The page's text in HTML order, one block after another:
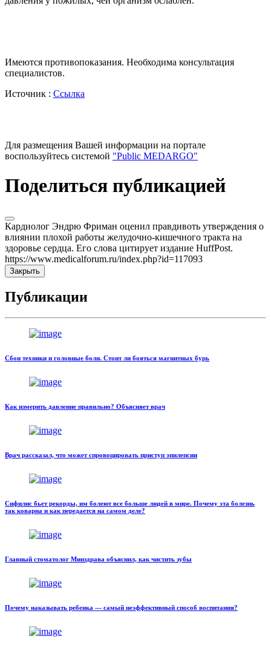
Имеются противопоказания. Необходима консультация
специалистов.
Источник : Ссылка
Для размещения Вашей информации на портале
воспользуйтесь системой "Public MEDARGO"
Поделиться публикацией
Кардиолог Эндрю Фриман оценил правдивоть утверждения о
влиянии плохой работы желудочно-кишечного тракта на
здоровье сердца. Его слова цитирует издание HuffPost.
https://www.medicalforum.ru/index.php?id=117093
Закрыть
Публикации
Сбои техники и головные боли. Стоит ли бояться магнитных бурь
Как измерить давление правильно? Объясняет врач
Врач рассказал, что может спровоцировать приступ эпилепсии
Сифилис бьет рекорды, им болеют все больше людей в мире. Почему эта болезнь
так коварна и как передается на самом деле?
Главный стоматолог Минздрава объяснил, как чистить зубы
Почему наказывать ребенка — самый неэффективный способ воспитания?